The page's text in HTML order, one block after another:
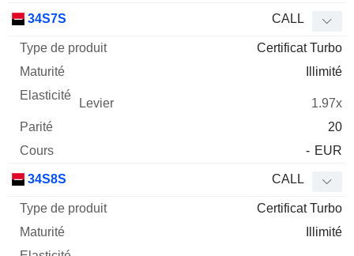
34S7S CALL
Certificat Turbo
Illimité
1.97x
20
- EUR
34S8S CALL
Certificat Turbo
Illimité